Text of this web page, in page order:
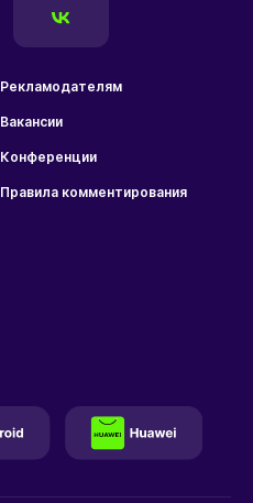
Рекламодателям
Вакансии
Конференции
Правила комментирования